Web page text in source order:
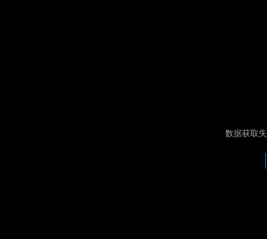
数据获取